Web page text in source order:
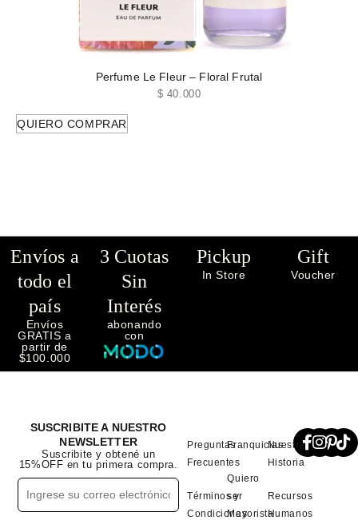
Perfume Le Fleur – Floral Frutal
$ 40.000
QUIERO COMPRAR
Envíos a
todo el
país
Envíos
GRATIS a
partir de
$100.000
3 Cuotas
Sin
Interés
abonando
con
Pickup
In Store
Gift
Voucher
Preguntas
Frecuentes
Términos y
Condiciones
Franquicias
Quiero
ser
Mayorista
Nuestra
Historia
Recursos
Humanos
SUSCRIBITE A NUESTRO
NEWSLETTER
Suscribite y obtené un
15%OFF en tu primera compra.